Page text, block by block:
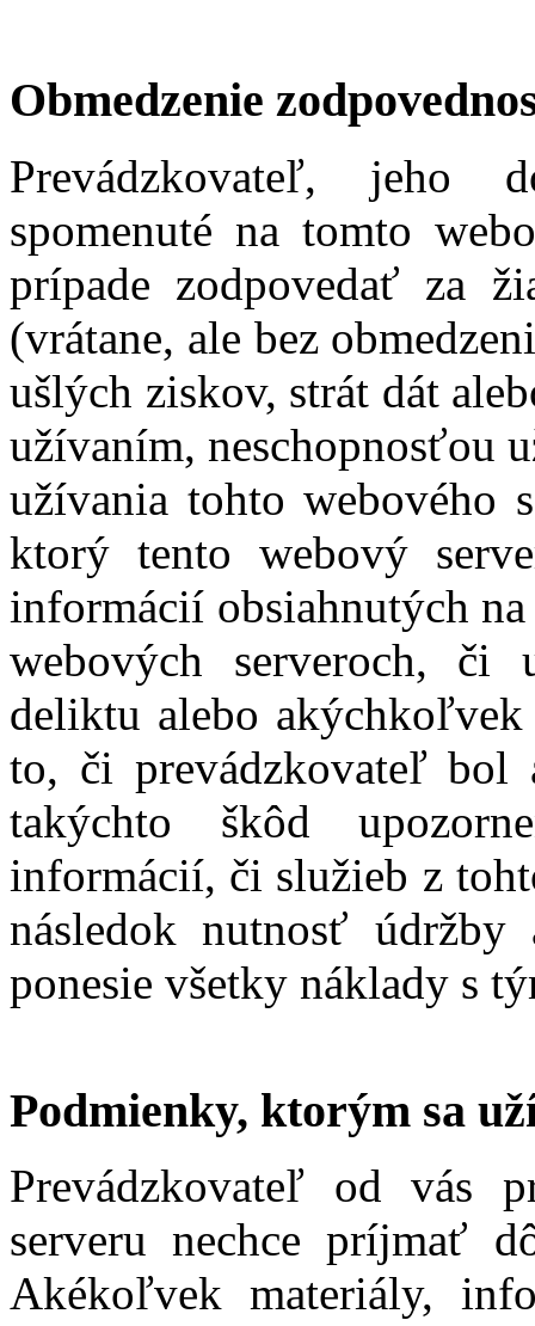
Obmedzenie
Prevádzkovateľ, jeho
spomenuté na tomto
prípade zodpovedať za
(vrátane, ale bez
ušlých ziskov, strát dát
užívaním, neschopnosťou
užívania tohto webového
ktorý tento webový
informácií obsiahnutých
webových serveroch, či
deliktu alebo
to, či prevádzkovateľ bol
takýchto škôd
informácií, či služieb z
následok nutnosť
ponesie všetky náklady s
Podmienky, ktorým sa
Prevádzkovateľ od vás
serveru nechce príjmať
Akékoľvek materiály,